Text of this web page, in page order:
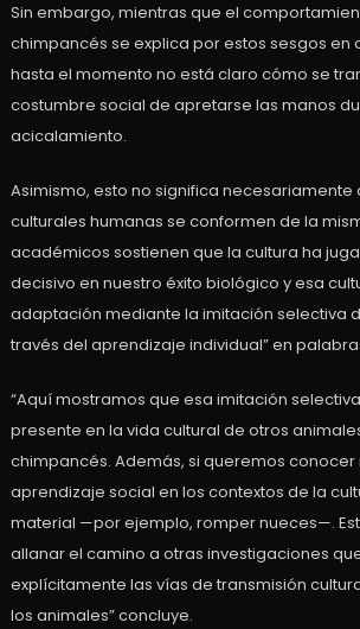
Sin embargo, mientras que el
chimpancés se explica por estos sesgos en
hasta el momento no está claro cómo se
costumbre social de apretarse las manos
acicalamiento.
Asimismo, esto no significa necesariamente
culturales humanas se conformen de la
académicos sostienen que la cultura ha
decisivo en nuestro éxito biológico y esa
adaptación mediante la imitación selectiva
través del aprendizaje individual” en
“Aquí mostramos que esa imitación
presente en la vida cultural de otros
chimpancés. Además, si queremos conocer
aprendizaje social en los contextos de la
material —por ejemplo, romper nueces—.
allanar el camino a otras investigaciones
explícitamente las vías de transmisión
los animales” concluye.